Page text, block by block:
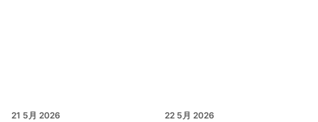
21 5月 2026 22 5月 2026